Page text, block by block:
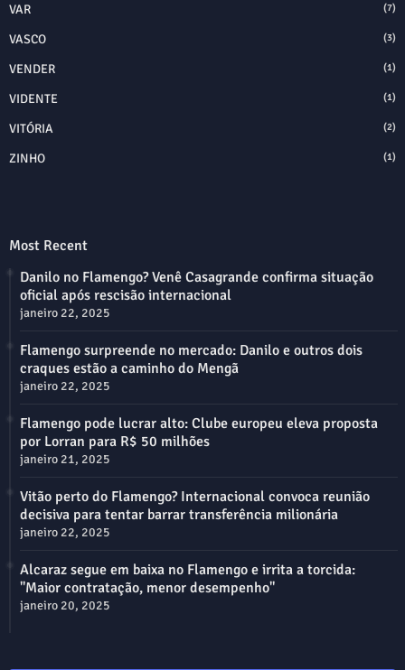
VAR (7)
VASCO (3)
VENDER (1)
VIDENTE (1)
VITÓRIA (2)
ZINHO (1)
Most Recent
Danilo no Flamengo? Venê Casagrande confirma situação
oficial após rescisão internacional
janeiro 22, 2025
Flamengo surpreende no mercado: Danilo e outros dois
craques estão a caminho do Mengã
janeiro 22, 2025
Flamengo pode lucrar alto: Clube europeu eleva proposta
por Lorran para R$ 50 milhões
janeiro 21, 2025
Vitão perto do Flamengo? Internacional convoca reunião
decisiva para tentar barrar transferência milionária
janeiro 22, 2025
Alcaraz segue em baixa no Flamengo e irrita a torcida:
"Maior contratação, menor desempenho"
janeiro 20, 2025